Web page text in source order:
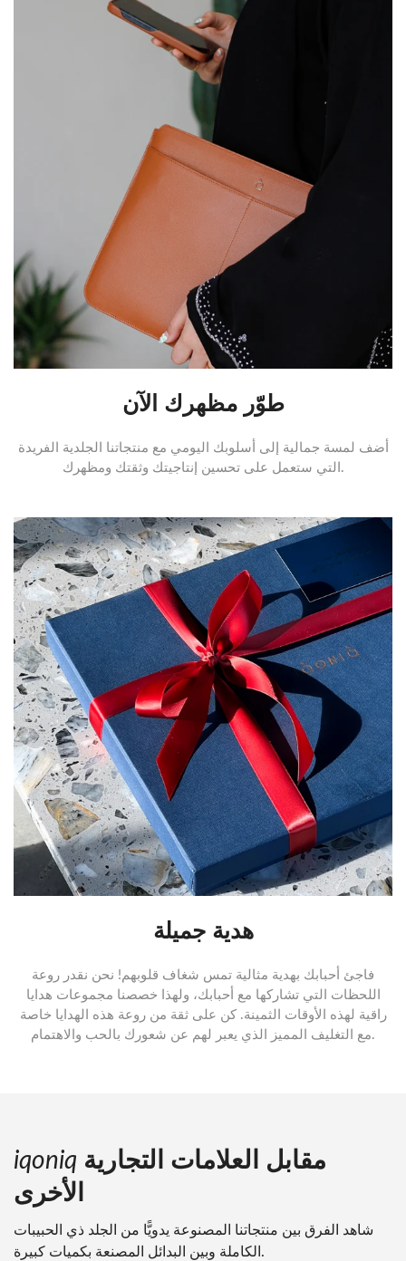
طوّر مظهرك الآن
أضف لمسة جمالية إلى أسلوبك اليومي مع منتجاتنا الجلدية الفريدة
التي ستعمل على تحسين إنتاجيتك وثقتك ومظهرك.
هدية جميلة
فاجئ أحبابك بهدية مثالية تمس شغاف قلوبهم! نحن نقدر روعة
اللحظات التي تشاركها مع أحبابك، ولهذا خصصنا مجموعات هدايا
راقية لهذه الأوقات الثمينة. كن على ثقة من روعة هذه الهدايا خاصة
مع التغليف المميز الذي يعبر لهم عن شعورك بالحب والاهتمام.
iqoniq مقابل العلامات التجارية
الأخرى
شاهد الفرق بين منتجاتنا المصنوعة يدويًّا من الجلد ذي الحبيبات